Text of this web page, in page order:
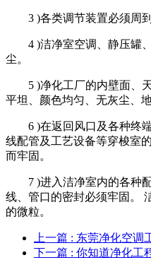
3 )各类调节装置必须周到
4 )洁净室空调、静压罐、
尘。
5 )净化工厂的内壁面、天
平坦、颜色均匀、无灰尘、
6 )在返回风口及各种终端
线配管及工艺设备等穿梭室
而牢固。
7 )进入洁净室内的各种配
线、管口的密封必须牢固。
的微粒。
上一篇 : 东莞净化空调
下一篇 : 你知道净化工